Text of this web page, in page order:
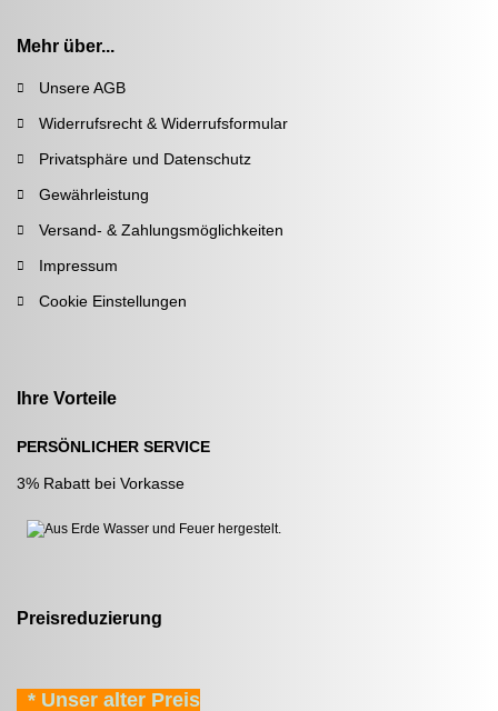
Mehr über...
Unsere AGB
Widerrufsrecht & Widerrufsformular
Privatsphäre und Datenschutz
Gewährleistung
Versand- & Zahlungsmöglichkeiten
Impressum
Cookie Einstellungen
Ihre Vorteile
PERSÖNLICHER SERVICE
3% Rabatt bei Vorkasse
Preisreduzierung
* Unser alter Preis